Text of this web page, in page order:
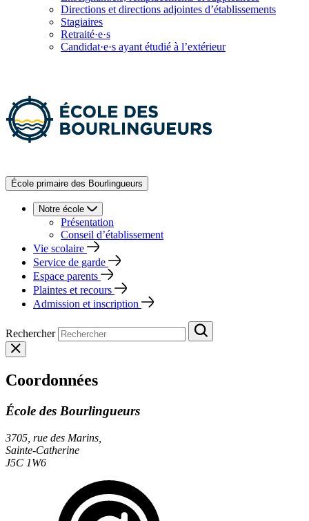
Directions et directions adjointes d’établissements
Stagiaires
Retraité·e·s
Candidat·e·s ayant étudié à l’extérieur
École primaire des Bourlingueurs
Notre école
Présentation
Conseil d’établissement
Vie scolaire
Service de garde
Espace parents
Plaintes et recours
Admission et inscription
Rechercher
Coordonnées
École des Bourlingueurs
3705, rue des Marins,
Sainte-Catherine
J5C 1W6